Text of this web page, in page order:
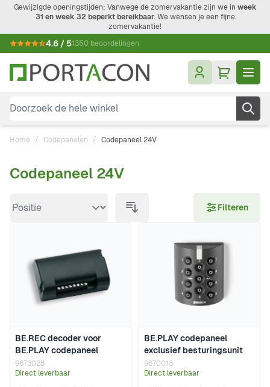
Ga naar de inhoud
Gewijzigde openingstijden: Vanwege de zomervakantie zijn we in week
31 en week 32 beperkt bereikbaar.We wensen je een fijne
zomervakantie!
4.6 / 51350 beoordelingen
Doorzoek de hele winkel
Home / Codepanelen / Codepaneel 24V
Doorgaan naar productlijst
Codepaneel 24V
Filteren
BE.REC decoder voor
BE.PLAY codepaneel
9673028
Direct leverbaar
BE.PLAY codepaneel
exclusief besturingsunit
9670013
Direct leverbaar